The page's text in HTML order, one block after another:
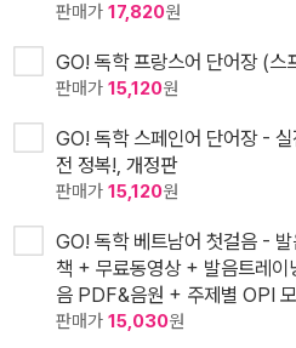
판매가 17,820원
GO! 독학 프랑스어 단어장 (스
판매가 15,120원
GO! 독학 스페인어 단어장 -
전 정복!, 개정판
판매가 15,120원
GO! 독학 베트남어 첫걸음 -
책 + 무료동영상 + 발음트레
음 PDF&음원 + 주제별 OPI
판매가 15,030원